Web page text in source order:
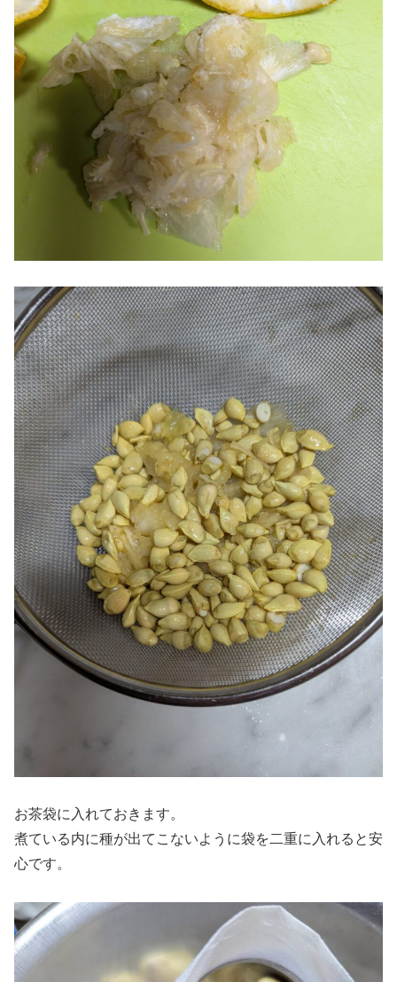
お茶袋に入れておきます。
煮ている内に種が出てこないように袋を二重に入れると安
心です。